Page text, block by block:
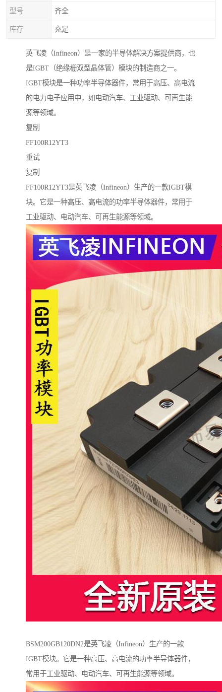
型号 齐全
库存 充足
英飞凌（Infineon）是一家的半导体解决方案提供商，也
是IGBT（绝缘栅双型晶体管）模块的制造商之一。
IGBT模块是一种功率半导体器件，常用于高压、高电流
的电力电子应用中，如电动汽车、工业驱动、可再生能
源等领域。
复制
FF100R12YT3
重试
复制
FF100R12YT3是英飞凌（Infineon）生产的一款IGBT模
块。它是一种高压、高电流的功率半导体器件，常用于
工业驱动、电动汽车、可再生能源等领域。
BSM200GB120DN2是英飞凌（Infineon）生产的一款
IGBT模块。它是一种高压、高电流的功率半导体器件，
常用于工业驱动、电动汽车、可再生能源等领域。